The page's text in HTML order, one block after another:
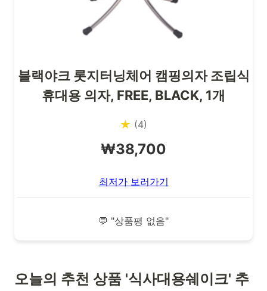
블랙야크 롯지터닝체어 캠핑의자 조립식
휴대용 의자, FREE, BLACK, 1개
★ (4)
₩38,700
최저가 보러가기
💬 "상품평 없음"
오늘의 추천 상품 '식사대용쉐이크' 추